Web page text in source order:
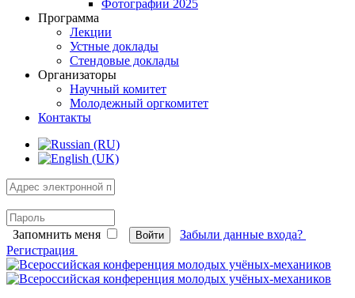
Фотографии 2025
Программа
Лекции
Устные доклады
Стендовые доклады
Организаторы
Научный комитет
Молодежный оргкомитет
Контакты
Запомнить меня Войти
Забыли данные входа?
Регистрация